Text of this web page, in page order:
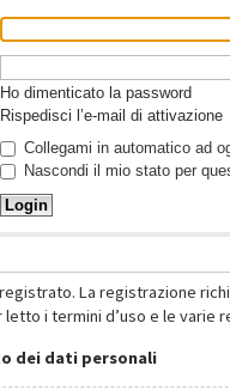
Ho dimenticato la password
Rispedisci l’e-mail di attivazione
Collegami in automatico ad
Nascondi il mio stato per
La registrazione
i termini d’uso e le varie
dei dati personali